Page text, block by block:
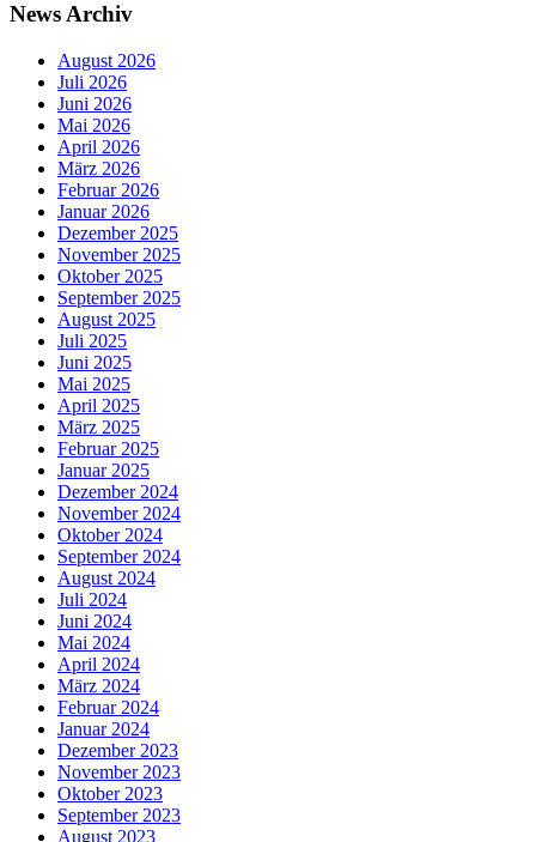
News Archiv
August 2026
Juli 2026
Juni 2026
Mai 2026
April 2026
März 2026
Februar 2026
Januar 2026
Dezember 2025
November 2025
Oktober 2025
September 2025
August 2025
Juli 2025
Juni 2025
Mai 2025
April 2025
März 2025
Februar 2025
Januar 2025
Dezember 2024
November 2024
Oktober 2024
September 2024
August 2024
Juli 2024
Juni 2024
Mai 2024
April 2024
März 2024
Februar 2024
Januar 2024
Dezember 2023
November 2023
Oktober 2023
September 2023
August 2023